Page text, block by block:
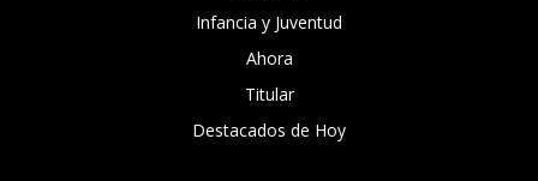
Infancia y Juventud
Ahora
Titular
Destacados de Hoy